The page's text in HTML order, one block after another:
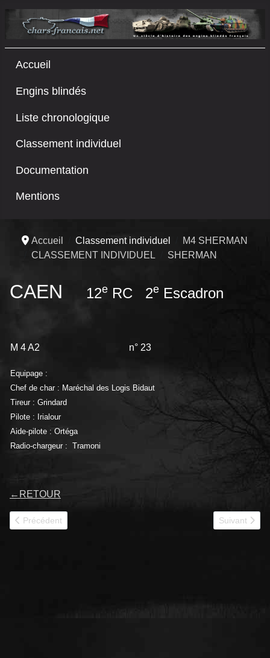
Accueil
Engins blindés
Liste chronologique
Classement individuel
Documentation
Mentions
Accueil Classement individuel
M4 SHERMAN
CLASSEMENT INDIVIDUEL
SHERMAN
CAEN 12e RC 2e Escadron
M 4 A2 n° 23
Equipage :
Chef de char : Maréchal des Logis Bidaut
Tireur : Grindard
Pilote : Irialour
Aide-pilote : Ortéga
Radio-chargeur : Tramoni
← RETOUR
Article précédent : CAMARGUE 12RCA
Précédent Article
Suivant